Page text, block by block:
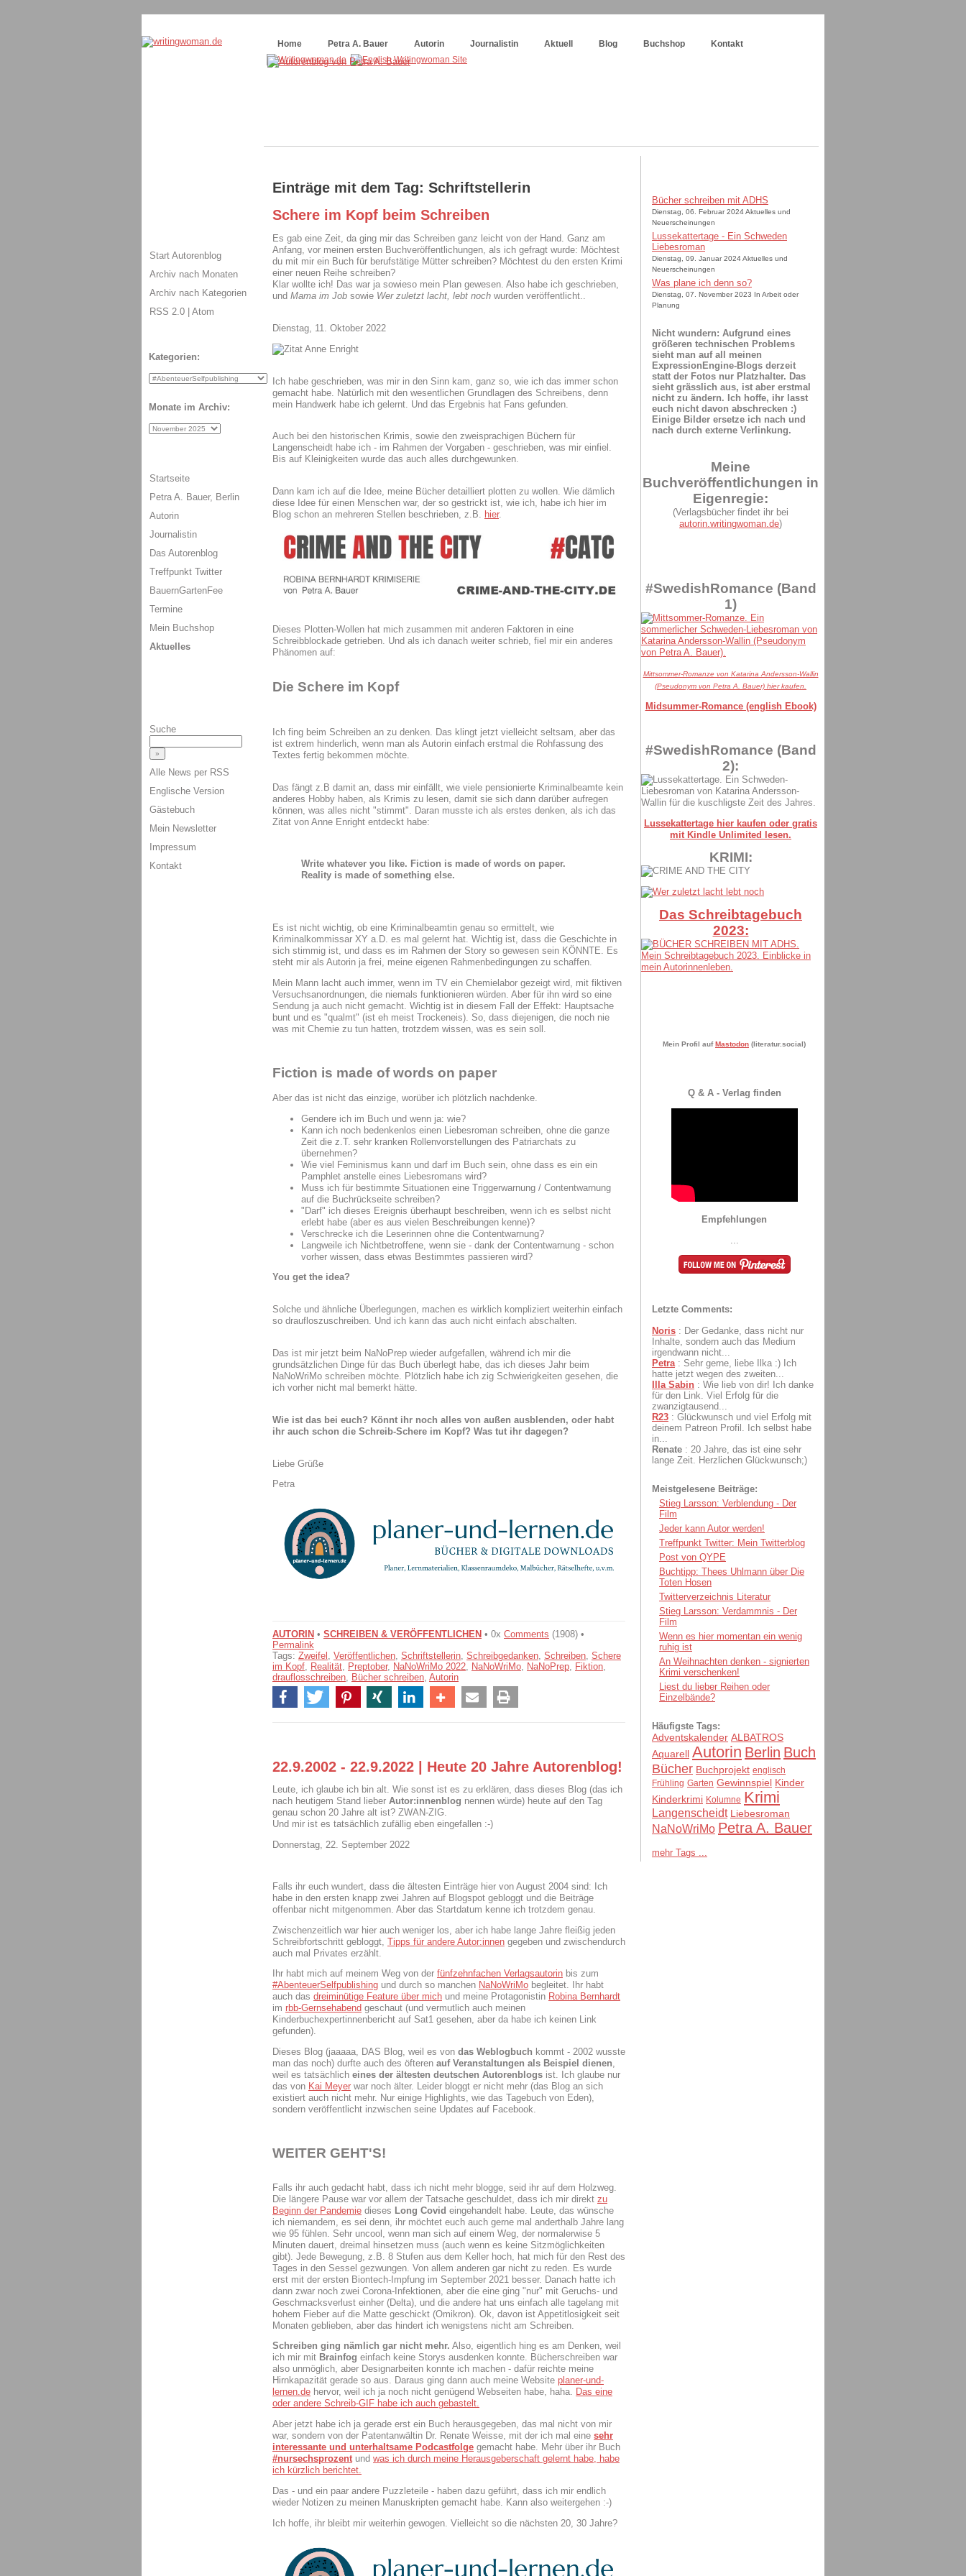
Home
Petra A. Bauer Autorin Journalistin Aktuell Blog Buchshop Kontakt
Einträge mit dem Tag: Schriftstellerin
Schere im Kopf beim Schreiben
Es gab eine Zeit, da ging mir das Schreiben ganz leicht von der Hand. Ganz am
Anfang, vor meinen ersten Buchveröffentlichungen, als ich gefragt wurde: Möchtest
du mit mir ein Buch für berufstätige Mütter schreiben? Möchtest du den ersten Krimi
einer neuen Reihe schreiben?
Klar wollte ich! Das war ja sowieso mein Plan gewesen. Also habe ich geschrieben,
und Mama im Job sowie Wer zuletzt lacht, lebt noch wurden veröffentlicht..
Dienstag, 11. Oktober 2022
Ich habe geschrieben, was mir in den Sinn kam, ganz so, wie ich das immer schon
gemacht habe. Natürlich mit den wesentlichen Grundlagen des Schreibens, denn
mein Handwerk habe ich gelernt. Und das Ergebnis hat Fans gefunden.
Auch bei den historischen Krimis, sowie den zweisprachigen Büchern für
Langenscheidt habe ich - im Rahmen der Vorgaben - geschrieben, was mir einfiel.
Bis auf Kleinigkeiten wurde das auch alles durchgewunken.
Dann kam ich auf die Idee, meine Bücher detailliert plotten zu wollen. Wie dämlich
diese Idee für einen Menschen war, der so gestrickt ist, wie ich, habe ich hier im
Blog schon an mehreren Stellen beschrieben, z.B. hier.
Dieses Plotten-Wollen hat mich zusammen mit anderen Faktoren in eine
Schreibblockade getrieben. Und als ich danach weiter schrieb, fiel mir ein anderes
Phänomen auf:
Die Schere im Kopf
Ich fing beim Schreiben an zu denken. Das klingt jetzt vielleicht seltsam, aber das
ist extrem hinderlich, wenn man als Autorin einfach erstmal die Rohfassung des
Textes fertig bekommen möchte.
Das fängt z.B damit an, dass mir einfällt, wie viele pensionierte Kriminalbeamte kein
anderes Hobby haben, als Krimis zu lesen, damit sie sich dann darüber aufregen
können, was alles nicht "stimmt". Daran musste ich als erstes denken, als ich das
Zitat von Anne Enright entdeckt habe:
Write whatever you like. Fiction is made of words on paper.
Reality is made of something else.
Es ist nicht wichtig, ob eine Kriminalbeamtin genau so ermittelt, wie
Kriminalkommissar XY a.D. es mal gelernt hat. Wichtig ist, dass die Geschichte in
sich stimmig ist, und dass es im Rahmen der Story so gewesen sein KÖNNTE. Es
steht mir als Autorin ja frei, meine eigenen Rahmenbedingungen zu schaffen.
Mein Mann lacht auch immer, wenn im TV ein Chemielabor gezeigt wird, mit fiktiven
Versuchsanordnungen, die niemals funktionieren würden. Aber für ihn wird so eine
Sendung ja auch nicht gemacht. Wichtig ist in diesem Fall der Effekt: Hauptsache
bunt und es "qualmt" (ist eh meist Trockeneis). So, dass diejenigen, die noch nie
was mit Chemie zu tun hatten, trotzdem wissen, was es sein soll.
Fiction is made of words on paper
Aber das ist nicht das einzige, worüber ich plötzlich nachdenke.
Gendere ich im Buch und wenn ja: wie?
Kann ich noch bedenkenlos einen Liebesroman schreiben, ohne die ganze
Zeit die z.T. sehr kranken Rollenvorstellungen des Patriarchats zu
übernehmen?
Wie viel Feminismus kann und darf im Buch sein, ohne dass es ein ein
Pamphlet anstelle eines Liebesromans wird?
Muss ich für bestimmte Situationen eine Triggerwarnung / Contentwarnung
auf die Buchrückseite schreiben?
"Darf" ich dieses Ereignis überhaupt beschreiben, wenn ich es selbst nicht
erlebt habe (aber es aus vielen Beschreibungen kenne)?
Verschrecke ich die Leserinnen ohne die Contentwarnung?
Langweile ich Nichtbetroffene, wenn sie - dank der Contentwarnung - schon
vorher wissen, dass etwas Bestimmtes passieren wird?
You get the idea?
Solche und ähnliche Überlegungen, machen es wirklich kompliziert weiterhin einfach
so draufloszuschreiben. Und ich kann das auch nicht einfach abschalten.
Das ist mir jetzt beim NaNoPrep wieder aufgefallen, während ich mir die
grundsätzlichen Dinge für das Buch überlegt habe, das ich dieses Jahr beim
NaNoWriMo schreiben möchte. Plötzlich habe ich zig Schwierigkeiten gesehen, die
ich vorher nicht mal bemerkt hätte.
Wie ist das bei euch? Könnt ihr noch alles von außen ausblenden, oder habt
ihr auch schon die Schreib-Schere im Kopf? Was tut ihr dagegen?
Liebe Grüße
Petra
AUTORIN • SCHREIBEN & VERÖFFENTLICHEN • 0x Comments (1908) •
Permalink
Tags: Zweifel Veröffentlichen Schriftstellerin Schreibgedanken Schreiben Schere
im Kopf Realität Preptober, NaNoWriMo 2022 NaNoWriMo NaNoPrep Fiktion
drauflosschreiben Bücher schreiben Autorin
22.9.2002 - 22.9.2022 | Heute 20 Jahre Autorenblog!
Leute, ich glaube ich bin alt. Wie sonst ist es zu erklären, dass dieses Blog (das ich
nach heutigem Stand lieber Autor:innenblog nennen würde) heute auf den Tag
genau schon 20 Jahre alt ist? ZWAN-ZIG.
Und mir ist es tatsächlich zufällig eben eingefallen :-)
Donnerstag, 22. September 2022
Falls ihr euch wundert, dass die ältesten Einträge hier von August 2004 sind: Ich
habe in den ersten knapp zwei Jahren auf Blogspot gebloggt und die Beiträge
offenbar nicht mitgenommen. Aber das Startdatum kenne ich trotzdem genau.
Zwischenzeitlich war hier auch weniger los, aber ich habe lange Jahre fleißig jeden
Schreibfortschritt gebloggt, Tipps für andere Autor:innen gegeben und zwischendurch
auch mal Privates erzählt.
Ihr habt mich auf meinem Weg von der fünfzehnfachen Verlagsautorin bis zum
#AbenteuerSelfpublishing und durch so manchen NaNoWriMo begleitet. Ihr habt
auch das dreiminütige Feature über mich und meine Protagonistin Robina Bernhardt
im rbb-Gernsehabend geschaut (und vermutlich auch meinen
Kinderbuchexpertinnenbericht auf Sat1 gesehen, aber da habe ich keinen Link
gefunden).
Dieses Blog (jaaaaa, DAS Blog, weil es von das Weblogbuch kommt - 2002 wusste
man das noch) durfte auch des öfteren auf Veranstaltungen als Beispiel dienen,
weil es tatsächlich eines der ältesten deutschen Autorenblogs ist. Ich glaube nur
das von Kai Meyer war noch älter. Leider bloggt er nicht mehr (das Blog an sich
existiert auch nicht mehr. Nur einige Highlights, wie das Tagebuch von Eden),
sondern veröffentlicht inzwischen seine Updates auf Facebook.
WEITER GEHT'S!
Falls ihr auch gedacht habt, dass ich nicht mehr blogge, seid ihr auf dem Holzweg.
Die längere Pause war vor allem der Tatsache geschuldet, dass ich mir direkt zu
Beginn der Pandemie dieses Long Covid eingehandelt habe. Leute, das wünsche
ich niemandem, es sei denn, ihr möchtet euch auch gerne mal anderthalb Jahre lang
wie 95 fühlen. Sehr uncool, wenn man sich auf einem Weg, der normalerwise 5
Minuten dauert, dreimal hinsetzen muss (auch wenn es keine Sitzmöglichkeiten
gibt). Jede Bewegung, z.B. 8 Stufen aus dem Keller hoch, hat mich für den Rest des
Tages in den Sessel gezwungen. Von allem anderen gar nicht zu reden. Es wurde
erst mit der ersten Biontech-Impfung im September 2021 besser. Danach hatte ich
dann zwar noch zwei Corona-Infektionen, aber die eine ging "nur" mit Geruchs- und
Geschmacksverlust einher (Delta), und die andere hat uns einfach alle tagelang mit
hohem Fieber auf die Matte geschickt (Omikron). Ok, davon ist Appetitlosigkeit seit
Monaten geblieben, aber das hindert ich wenigstens nicht am Schreiben.
Schreiben ging nämlich gar nicht mehr. Also, eigentlich hing es am Denken, weil
ich mir mit Brainfog einfach keine Storys ausdenken konnte. Bücherschreiben war
also unmöglich, aber Designarbeiten konnte ich machen - dafür reichte meine
Hirnkapazität gerade so aus. Daraus ging dann auch meine Website planer-und-
lernen.de hervor, weil ich ja noch nicht genügend Webseiten habe, haha. Das eine
oder andere Schreib-GIF habe ich auch gebastelt.
Aber jetzt habe ich ja gerade erst ein Buch herausgegeben, das mal nicht von mir
war, sondern von der Patentanwältin Dr. Renate Weisse, mit der ich mal eine sehr
interessante und unterhaltsame Podcastfolge gemacht habe. Mehr über ihr Buch
#nursechsprozentund was ich durch meine Herausgeberschaft gelernt habe, habe
ich kürzlich berichtet.
Das - und ein paar andere Puzzleteile - haben dazu geführt, dass ich mir endlich
wieder Notizen zu meinen Manuskripten gemacht habe. Kann also weitergehen :-)
Ich hoffe, ihr bleibt mir weiterhin gewogen. Vielleicht so die nächsten 20, 30 Jahre?
Bücher schreiben mit ADHS
Dienstag, 06. Februar 2024 Aktuelles und
Neuerscheinungen
Lussekattertage - Ein Schweden
Liebesroman
Dienstag, 09. Januar 2024 Aktuelles und
Neuerscheinungen
Was plane ich denn so?
Dienstag, 07. November 2023 In Arbeit oder
Planung
Nicht wundern: Aufgrund eines
größeren technischen Problems
sieht man auf all meinen
ExpressionEngine-Blogs derzeit
statt der Fotos nur Platzhalter. Das
sieht grässlich aus, ist aber erstmal
nicht zu ändern. Ich hoffe, ihr lasst
euch nicht davon abschrecken :)
Einige Bilder ersetze ich nach und
nach durch externe Verlinkung.
Meine
Buchveröffentlichungen in
Eigenregie:
(Verlagsbücher findet ihr bei
autorin.writingwoman.de)
#SwedishRomance (Band
1)
Mittsommer-Romanze von Katarina Andersson-Wallin
(Pseudonym von Petra A. Bauer) hier kaufen.
Midsummer-Romance (english Ebook)
#SwedishRomance (Band
2):
Lussekattertage hier kaufen oder gratis
mit Kindle Unlimited lesen.
KRIMI:
Das Schreibtagebuch
2023:
Mein Profil auf Mastodon (literatur.social)
Q & A - Verlag finden
Empfehlungen
Letzte Comments:
Noris : Der Gedanke, dass nicht nur
Inhalte, sondern auch das Medium
irgendwann nicht...
Petra : Sehr gerne, liebe Ilka :) Ich
hatte jetzt wegen des zweiten...
Illa Sabin : Wie lieb von dir! Ich danke
für den Link. Viel Erfolg für die
zwanzigtausend...
R23 : Glückwunsch und viel Erfolg mit
deinem Patreon Profil. Ich selbst habe
in...
Renate : 20 Jahre, das ist eine sehr
lange Zeit. Herzlichen Glückwunsch;)
Meistgelesene Beiträge:
Stieg Larsson: Verblendung - Der
Film
Jeder kann Autor werden!
Treffpunkt Twitter: Mein Twitterblog
Post von QYPE
Buchtipp: Thees Uhlmann über Die
Toten Hosen
Twitterverzeichnis Literatur
Stieg Larsson: Verdammnis - Der
Film
Wenn es hier momentan ein wenig
ruhig ist
An Weihnachten denken - signierten
Krimi verschenken!
Liest du lieber Reihen oder
Einzelbände?
Häufigste Tags:
Adventskalender ALBATROS
Aquarell Autorin Berlin Buch
Bücher Buchprojekt englisch
Frühling Garten Gewinnspiel Kinder
Kinderkrimi Kolumne Krimi
Langenscheidt Liebesroman
NaNoWriMo Petra A. Bauer
mehr Tags ...
Start Autorenblog
Archiv nach Monaten
Archiv nach Kategorien
RSS 2.0 | Atom
Kategorien:
Monate im Archiv:
Startseite
Petra A. Bauer, Berlin
Autorin
Journalistin
Das Autorenblog
Treffpunkt Twitter
BauernGartenFee
Termine
Mein Buchshop
Aktuelles
Suche
Alle News per RSS
Englische Version
Gästebuch
Mein Newsletter
Impressum
Kontakt